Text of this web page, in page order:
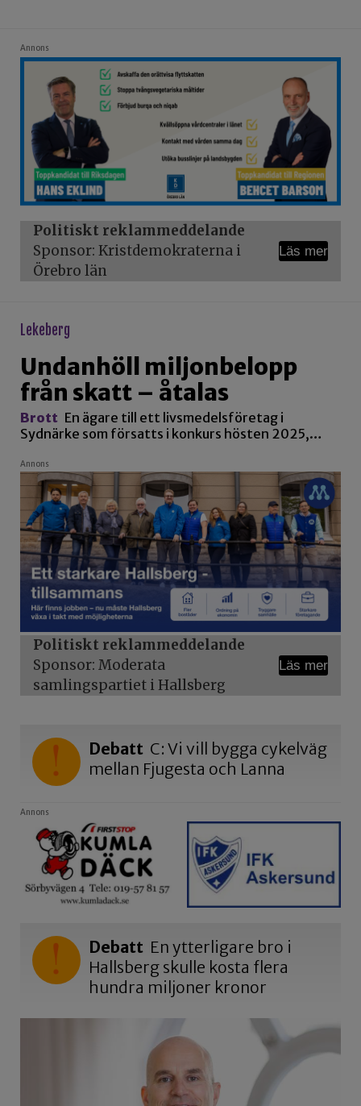
Annons
Politiskt reklammeddelande
Sponsor: Kristdemokraterna i
Örebro län
Läs mer
lekeberg
Undanhöll miljonbelopp
från skatt – åtalas
Brott En ägare till ett livsmedelsföretag i
Sydnärke som försatts i konkurs hösten 2025,…
Annons
Politiskt reklammeddelande
Sponsor: Moderata
samlingspartiet i Hallsberg
Läs mer
Debatt C: Vi vill bygga cykelväg
mellan Fjugesta och Lanna
Annons
Debatt En ytterligare bro i
Hallsberg skulle kosta flera
hundra miljoner kronor